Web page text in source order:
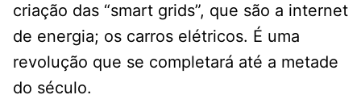
criação das “smart grids”, que são a internet
de energia; os carros elétricos. É uma
revolução que se completará até a metade
do século.